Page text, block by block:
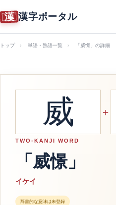
漢 漢字ポータル
トップ 単語・熟語一覧 「威憬」の詳細
威 ＋
TWO-KANJI WORD
「威憬」
イケイ
辞書的な意味は未登録